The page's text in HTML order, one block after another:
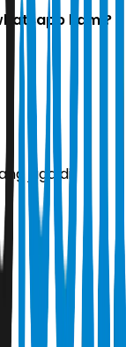
kami?
juga di